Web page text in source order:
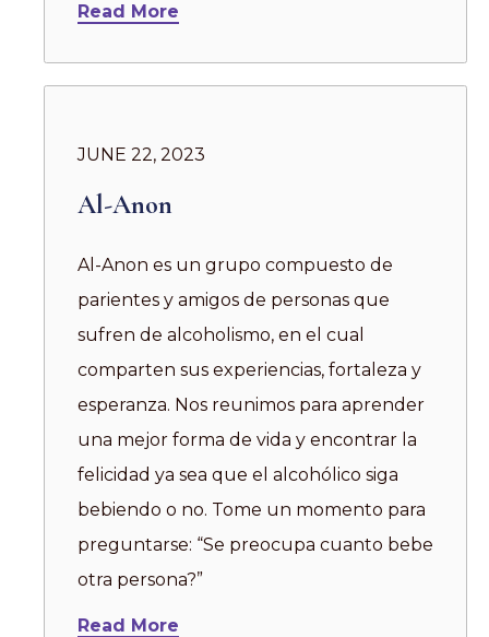
Read More
JUNE 22, 2023
Al-Anon
Al-Anon es un grupo compuesto de
parientes y amigos de personas que
sufren de alcoholismo, en el cual
comparten sus experiencias, fortaleza y
esperanza. Nos reunimos para aprender
una mejor forma de vida y encontrar la
felicidad ya sea que el alcohólico siga
bebiendo o no. Tome un momento para
preguntarse: “Se preocupa cuanto bebe
otra persona?”
Read More